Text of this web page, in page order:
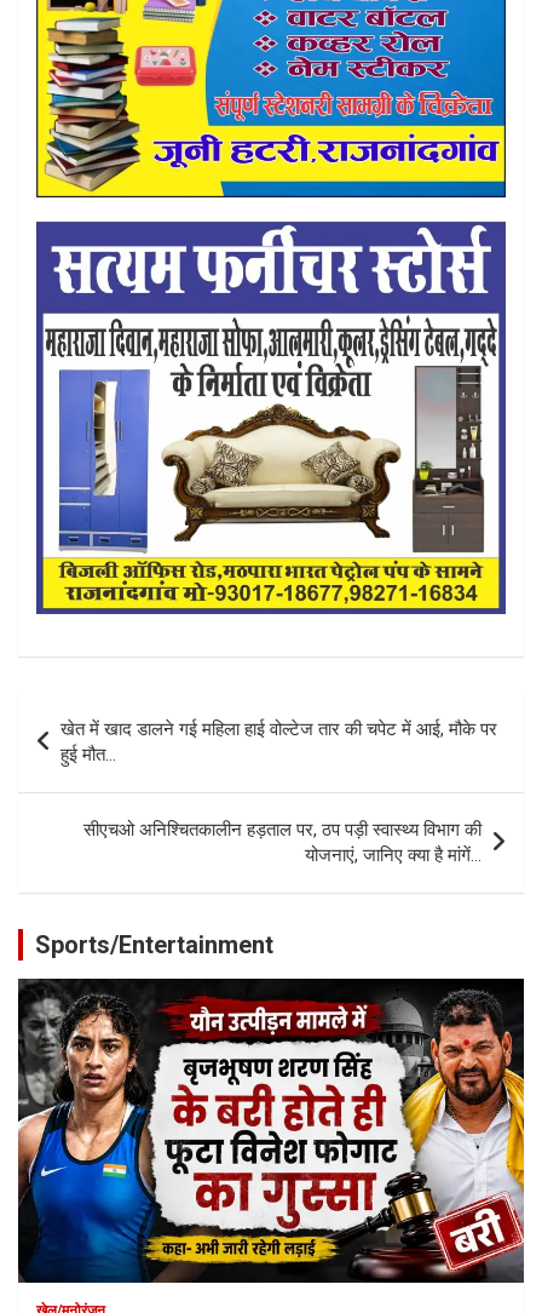
Post
navigation
खेत में खाद डालने गई महिला हाई वोल्टेज तार की चपेट में आई, मौके पर
हुई मौत…
सीएचओ अनिश्चितकालीन हड़ताल पर, ठप पड़ी स्वास्थ्य विभाग की
योजनाएं, जानिए क्या है मांगें…
Sports/Entertainment